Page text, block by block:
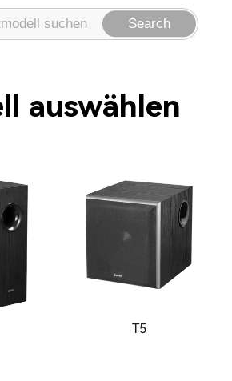
Search
auswählen
T5